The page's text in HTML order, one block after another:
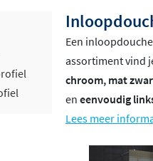
Een
assortiment vind
chroom, mat
en eenvoudig
Lees meer